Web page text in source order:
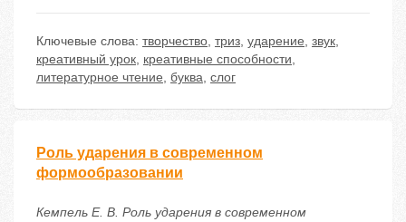
Ключевые слова: творчество, триз, ударение, звук,
креативный урок, креативные способности,
литературное чтение, буква, слог
Роль ударения в современном
формообразовании
Кемпель Е. В. Роль ударения в современном